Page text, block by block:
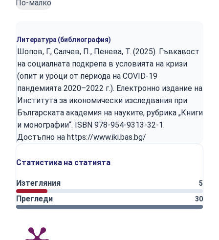
По-малко
Литература (библиография)
Шопов, Г., Салчев, П., Пенева, Т. (2025). Гъвкавост
на социалната подкрепа в условията на кризи
(опит и уроци от периода на COVID-19
пандемията 2020–2022 г.). Електронно издание на
Института за икономически изследвания при
Българската академия на науките, рубрика „Книги
и монографии“. ISBN 978-954-9313-32-1.
Достъпно на https://www.iki.bas.bg/
Статистика на статията
Изтегляния 5
Прегледи 30